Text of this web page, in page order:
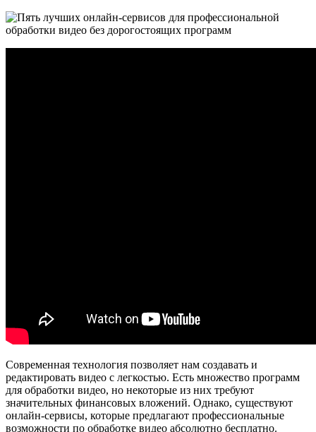
Современная технология позволяет нам создавать и
редактировать видео с легкостью. Есть множество программ
для обработки видео, но некоторые из них требуют
значительных финансовых вложений. Однако, существуют
онлайн-сервисы, которые предлагают профессиональные
возможности по обработке видео абсолютно бесплатно.